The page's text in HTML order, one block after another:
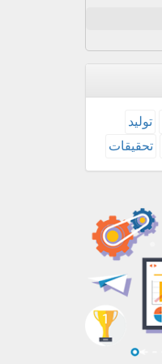
تولید
تحقیقات